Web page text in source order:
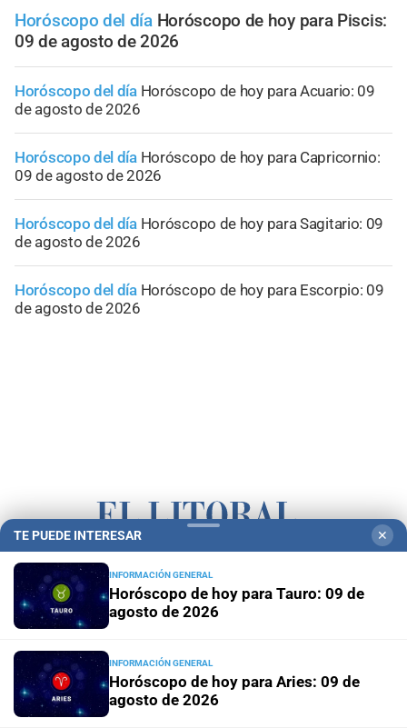
Horóscopo del día Horóscopo de hoy para Piscis:
09 de agosto de 2026
Horóscopo del día Horóscopo de hoy para Acuario: 09
de agosto de 2026
Horóscopo del día Horóscopo de hoy para Capricornio:
09 de agosto de 2026
Horóscopo del día Horóscopo de hoy para Sagitario: 09
de agosto de 2026
Horóscopo del día Horóscopo de hoy para Escorpio: 09
de agosto de 2026
Campolitoral Revista Nosotros
Podcasts Mirador Provincial VivíMejor SF Puerto Negocios
TE PUEDE INTERESAR ✕
INFORMACIÓN GENERAL
Horóscopo de hoy para Tauro: 09 de
agosto de 2026
INFORMACIÓN GENERAL
Horóscopo de hoy para Aries: 09 de
agosto de 2026